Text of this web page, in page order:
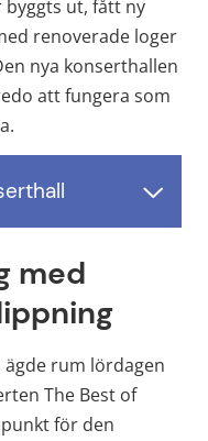
byggts ut, fått ny
renoverade loger
nya konserthallen
att fungera som
med
ägde rum lördagen
The Best of
för den